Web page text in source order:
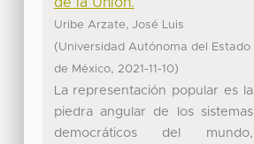
Uribe Arzate, José Luis
(Universidad Autónoma del Estado
de México, 2021-11-10)
La representación popular es la
piedra angular de los sistemas
democráticos del mundo,